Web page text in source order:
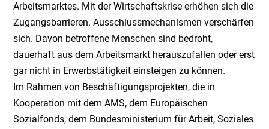
Arbeitsmarktes. Mit der Wirtschaftskrise erhöhen sich die
Zugangsbarrieren. Ausschlussmechanismen verschärfen
sich. Davon betroffene Menschen sind bedroht,
dauerhaft aus dem Arbeitsmarkt herauszufallen oder erst
gar nicht in Erwerbstätigkeit einsteigen zu können.
Im Rahmen von Beschäftigungsprojekten, die in
Kooperation mit dem AMS, dem Europäischen
Sozialfonds, dem Bundesministerium für Arbeit, Soziales